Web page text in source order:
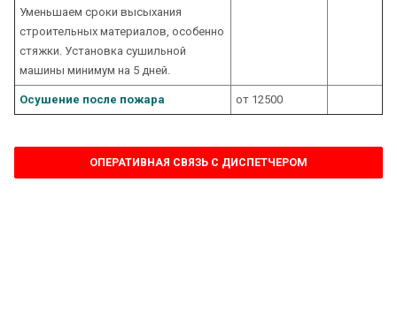
Уменьшаем сроки высыхания
строительных материалов, особенно
стяжки. Установка сушильной
машины минимум на 5 дней.
Осушение после пожара от 12500
ОПЕРАТИВНАЯ СВЯЗЬ С ДИСПЕТЧЕРОМ